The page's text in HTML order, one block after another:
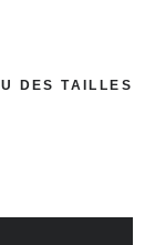
DES TAILLES